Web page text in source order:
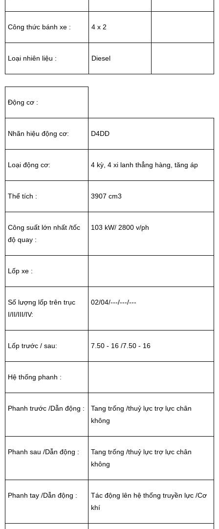
Công thức bánh xe : 4 x 2
Loại nhiên liệu : Diesel
Động cơ :
Nhãn hiệu động cơ: D4DD
Loại động cơ: 4 kỳ, 4 xi lanh thẳng hàng, tăng áp
Thể tích : 3907 cm3
Công suất lớn nhất /tốc
độ quay :
103 kW/ 2800 v/ph
Lốp xe :
Số lượng lốp trên trục
I/II/III/IV:
02/04/---/---/---
Lốp trước / sau: 7.50 - 16 /7.50 - 16
Hệ thống phanh :
Phanh trước /Dẫn động :
Tang trống /thuỷ lực trợ lực chân
không
Phanh sau /Dẫn động :
Tang trống /thuỷ lực trợ lực chân
không
Phanh tay /Dẫn động :
Tác động lên hệ thống truyền lực /Cơ
khí